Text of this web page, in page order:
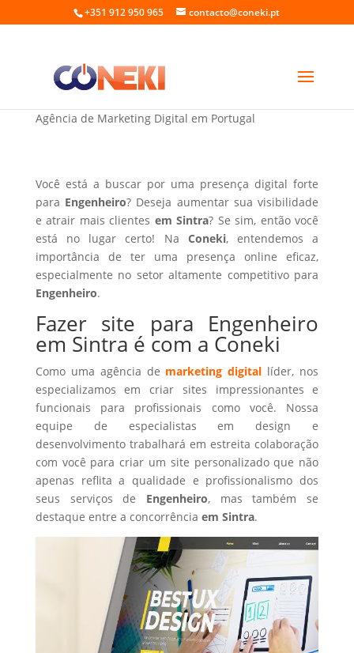
+351 912 950 965 contacto@coneki.pt
Fazer site para Engenheiro em Sintra
Agência de Marketing Digital em Portugal
Você está a buscar por uma presença digital forte
para Engenheiro? Deseja aumentar sua visibilidade
e atrair mais clientes em Sintra? Se sim, então você
está no lugar certo! Na Coneki, entendemos a
importância de ter uma presença online eficaz,
especialmente no setor altamente competitivo para
Engenheiro.
Fazer site para Engenheiro
em Sintra é com a Coneki
Como uma agência de marketing digital líder, nos
especializamos em criar sites impressionantes e
funcionais para profissionais como você. Nossa
equipe de especialistas em design e
desenvolvimento trabalhará em estreita colaboração
com você para criar um site personalizado que não
apenas reflita a qualidade e profissionalismo dos
seus serviços de Engenheiro, mas também se
destaque entre a concorrência em Sintra.